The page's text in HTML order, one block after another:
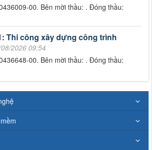
00. Bên mời thầu: . Đóng thầu:
Thi công xây dựng công trình
2026 09:54
00. Bên mời thầu: . Đóng thầu: